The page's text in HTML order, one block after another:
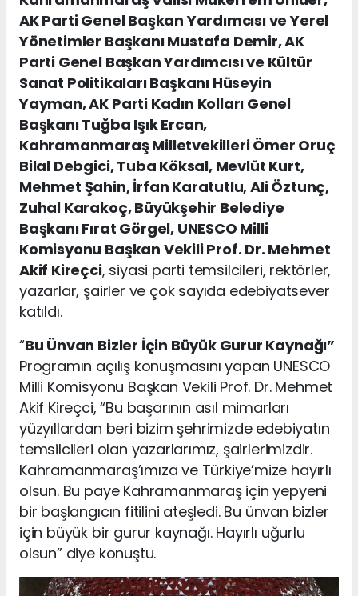
AK Parti Genel Başkan Yardımcısı ve Yerel
Yönetimler Başkanı Mustafa Demir, AK
Parti Genel Başkan Yardımcısı ve Kültür
Sanat Politikaları Başkanı Hüseyin
Yayman, AK Parti Kadın Kolları Genel
Başkanı Tuğba Işık Ercan,
Kahramanmaraş Milletvekilleri Ömer Oruç
Bilal Debgici, Tuba Köksal, Mevlüt Kurt,
Mehmet Şahin, İrfan Karatutlu, Ali Öztunç,
Zuhal Karakoç, Büyükşehir Belediye
Başkanı Fırat Görgel, UNESCO Milli
Komisyonu Başkan Vekili Prof. Dr. Mehmet
Akif Kireçci, siyasi parti temsilcileri, rektörler,
yazarlar, şairler ve çok sayıda edebiyatsever
katıldı.
“Bu Ünvan Bizler İçin Büyük Gurur Kaynağı”
Programın açılış konuşmasını yapan UNESCO
Milli Komisyonu Başkan Vekili Prof. Dr. Mehmet
Akif Kireçci, “Bu başarının asıl mimarları
yüzyıllardan beri bizim şehrimizde edebiyatın
temsilcileri olan yazarlarımız, şairlerimizdir.
Kahramanmaraş’ımıza ve Türkiye’mize hayırlı
olsun. Bu paye Kahramanmaraş için yepyeni
bir başlangıcın fitilini ateşledi. Bu ünvan bizler
için büyük bir gurur kaynağı. Hayırlı uğurlu
olsun” diye konuştu.